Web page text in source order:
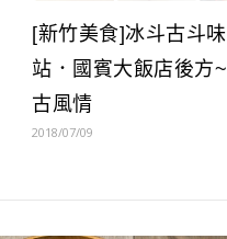
[新竹美食]冰斗古斗
站．國賓大飯店後方
古風情
2018/07/09